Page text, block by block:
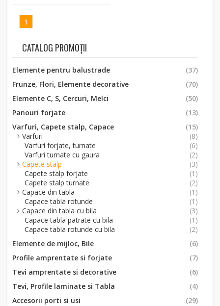
1
CATALOG PROMOȚII
Elemente pentru balustrade
(37)
Frunze, Flori, Elemente decorative
(70)
Elemente C, S, Cercuri, Melci
(50)
Panouri forjate
(13)
Varfuri, Capete stalp, Capace
(15)
Varfuri
(8)
Varfuri forjate, turnate
(6)
Varfuri turnate cu gaura
(2)
Capete stalp
(3)
Capete stalp forjate
(1)
Capete stalp turnate
(2)
Capace din tabla
(1)
Capace tabla rotunde
(1)
Capace din tabla cu bila
(3)
Capace tabla patrate cu bila
(1)
Capace tabla rotunde cu bila
(2)
Elemente de mijloc, Bile
(6)
Profile amprentate si forjate
(7)
Tevi amprentate si decorative
(6)
Tevi, Profile laminate si Tabla
(4)
Accesorii porti si usi
(29)